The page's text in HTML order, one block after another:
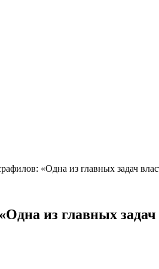
«Одна из главных задач
из главных